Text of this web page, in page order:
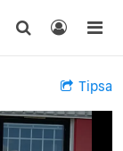
Tipsa